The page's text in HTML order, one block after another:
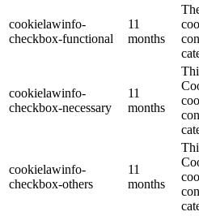
cookielawinfo-
checkbox-functional
11
months
cookielawinfo-
checkbox-necessary
11
months
cookielawinfo-
checkbox-others
11
months